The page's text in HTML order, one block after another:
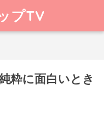
プTV
粋に面白いとき